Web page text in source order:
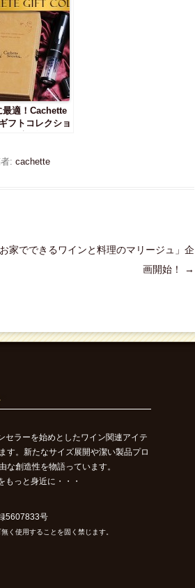
最適！Cachette
フトコレクショ
: cachette
お家でできるワインと料理のマリージュ」企
画開始！
→
セラーを始めとしたワイン関連アイテ
す。新たなサイズ展開や潔い製品プロ
な創造性を物語っています。
もっと身近に・・・
5607833号
く使用することを固く禁じます。